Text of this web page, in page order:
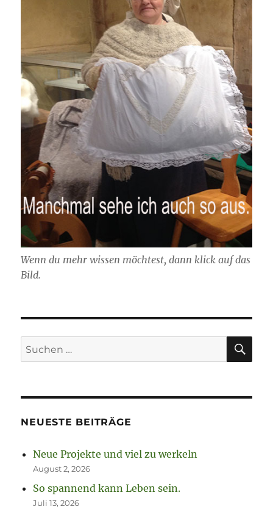
Wenn du mehr wissen möchtest, dann klick auf das
Bild.
Suchen
nach:
NEUESTE BEITRÄGE
Neue Projekte und viel zu werkeln
August 2, 2026
So spannend kann Leben sein.
Juli 13, 2026